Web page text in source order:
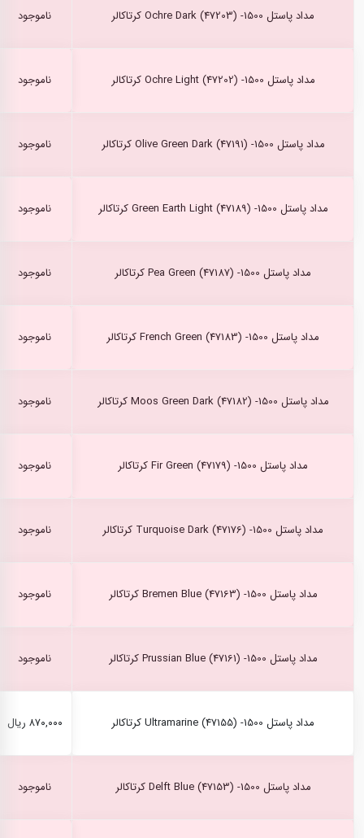
مداد پاستل Ochre Dark (47203) -1500 کرتاکالر ناموجود
مداد پاستل Ochre Light (47202) -1500 کرتاکالر ناموجود
مداد پاستل Olive Green Dark (47191) -1500 کرتاکالر ناموجود
مداد پاستل Green Earth Light (47189) -1500 کرتاکالر ناموجود
مداد پاستل Pea Green (47187) -1500 کرتاکالر ناموجود
مداد پاستل French Green (47183) -1500 کرتاکالر ناموجود
مداد پاستل Moos Green Dark (47182) -1500 کرتاکالر ناموجود
مداد پاستل Fir Green (47179) -1500 کرتاکالر ناموجود
مداد پاستل Turquoise Dark (47176) -1500 کرتاکالر ناموجود
مداد پاستل Bremen Blue (47163) -1500 کرتاکالر ناموجود
مداد پاستل Prussian Blue (47161) -1500 کرتاکالر ناموجود
مداد پاستل Ultramarine (47155) -1500 کرتاکالر ۸۷۰,۰۰۰ ریال
مداد پاستل Delft Blue (47153) -1500 کرتاکالر ناموجود